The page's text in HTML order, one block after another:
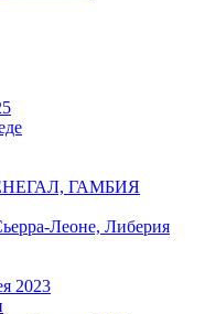
ГАМБИЯ
Леоне, Либерия
2023